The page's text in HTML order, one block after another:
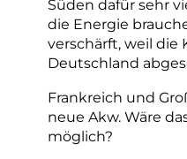
Süden dafür sehr
die Energie
verschärft, weil die
Deutschland
Frankreich und
neue Akw. Wäre
möglich?